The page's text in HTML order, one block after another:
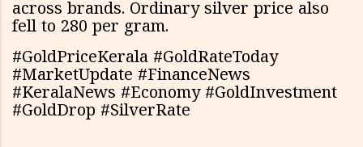
across brands. Ordinary silver price also
fell to ₹280 per gram.
#GoldPriceKerala #GoldRateToday
#MarketUpdate #FinanceNews
#KeralaNews #Economy #GoldInvestment
#GoldDrop #SilverRate